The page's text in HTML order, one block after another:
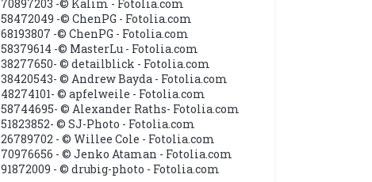
70897203 -© Kalim - Fotolia.com
58472049 -© ChenPG - Fotolia.com
68193807 -© ChenPG - Fotolia.com
58379614 -© MasterLu - Fotolia.com
38277650- © detailblick - Fotolia.com
38420543- © Andrew Bayda - Fotolia.com
48274101- © apfelweile - Fotolia.com
58744695- © Alexander Raths- Fotolia.com
51823852- © SJ-Photo - Fotolia.com
26789702 - © Willee Cole - Fotolia.com
70976656 - © Jenko Ataman - Fotolia.com
91872009 - © drubig-photo - Fotolia.com